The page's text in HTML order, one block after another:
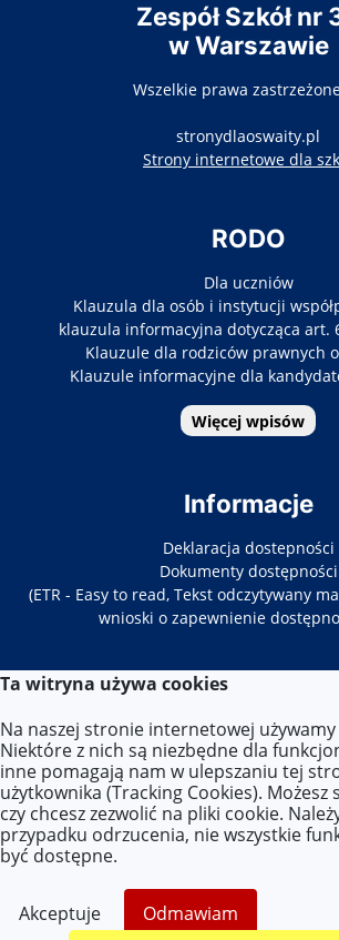
Zespół Szkół nr
w Warszawie
Wszelkie prawa
stronydlaoswaity.pl
Strony internetowe dla
RODO
Dla uczniów
Klauzula dla osób i instytucji
klauzula informacyjna dotycząca art.
Klauzule dla rodziców prawnych
Klauzule informacyjne dla
Więcej wpisów
Informacje
Deklaracja dostepności
Dokumenty dostępności
(ETR - Easy to read, Tekst odczytywany
wnioski o zapewnienie
Kontakt
Tel. 22-619-34-86/87
E-mail:
Lokalizacja
03-448 Warszawa
Ta witryna używa cookies
Na naszej stronie internetowej
Niektóre z nich są niezbędne dla
inne pomagają nam w ulepszaniu tej
użytkownika (Tracking Cookies). Możesz
czy chcesz zezwolić na pliki cookie.
przypadku odrzucenia, nie wszystkie
być dostępne.
Akceptuje Odmawiam